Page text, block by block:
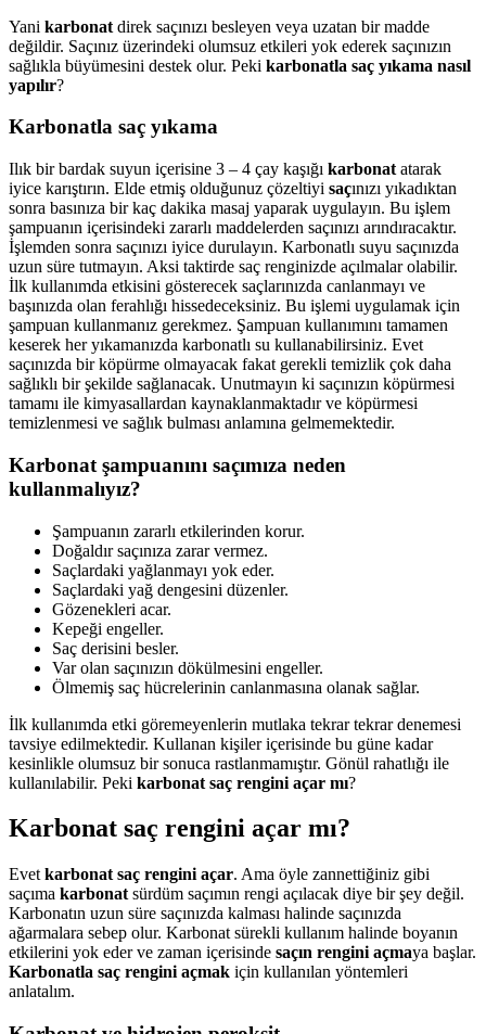
Yani karbonat direk saçınızı besleyen veya uzatan bir madde
değildir. Saçınız üzerindeki olumsuz etkileri yok ederek saçınızın
sağlıkla büyümesini destek olur. Peki karbonatla saç yıkama nasıl
yapılır?
Karbonatla saç yıkama
Ilık bir bardak suyun içerisine 3 – 4 çay kaşığı karbonat atarak
iyice karıştırın. Elde etmiş olduğunuz çözeltiyi saçınızı yıkadıktan
sonra basınıza bir kaç dakika masaj yaparak uygulayın. Bu işlem
şampuanın içerisindeki zararlı maddelerden saçınızı arındıracaktır.
İşlemden sonra saçınızı iyice durulayın. Karbonatlı suyu saçınızda
uzun süre tutmayın. Aksi taktirde saç renginizde açılmalar olabilir.
İlk kullanımda etkisini gösterecek saçlarınızda canlanmayı ve
başınızda olan ferahlığı hissedeceksiniz. Bu işlemi uygulamak için
şampuan kullanmanız gerekmez. Şampuan kullanımını tamamen
keserek her yıkamanızda karbonatlı su kullanabilirsiniz. Evet
saçınızda bir köpürme olmayacak fakat gerekli temizlik çok daha
sağlıklı bir şekilde sağlanacak. Unutmayın ki saçınızın köpürmesi
tamamı ile kimyasallardan kaynaklanmaktadır ve köpürmesi
temizlenmesi ve sağlık bulması anlamına gelmemektedir.
Karbonat şampuanını saçımıza neden
kullanmalıyız?
Şampuanın zararlı etkilerinden korur.
Doğaldır saçınıza zarar vermez.
Saçlardaki yağlanmayı yok eder.
Saçlardaki yağ dengesini düzenler.
Gözenekleri acar.
Kepeği engeller.
Saç derisini besler.
Var olan saçınızın dökülmesini engeller.
Ölmemiş saç hücrelerinin canlanmasına olanak sağlar.
İlk kullanımda etki göremeyenlerin mutlaka tekrar tekrar denemesi
tavsiye edilmektedir. Kullanan kişiler içerisinde bu güne kadar
kesinlikle olumsuz bir sonuca rastlanmamıştır. Gönül rahatlığı ile
kullanılabilir. Peki karbonat saç rengini açar mı?
Karbonat saç rengini açar mı?
Evet karbonat saç rengini açar. Ama öyle zannettiğiniz gibi
saçıma karbonat sürdüm saçımın rengi açılacak diye bir şey değil.
Karbonatın uzun süre saçınızda kalması halinde saçınızda
ağarmalara sebep olur. Karbonat sürekli kullanım halinde boyanın
etkilerini yok eder ve zaman içerisinde saçın rengini açmaya başlar.
Karbonatla saç rengini açmak için kullanılan yöntemleri
anlatalım.